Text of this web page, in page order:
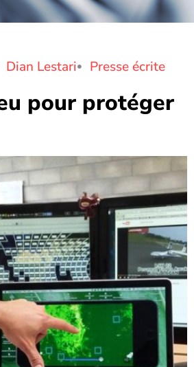
Dian Lestari Presse écrite
pour protéger